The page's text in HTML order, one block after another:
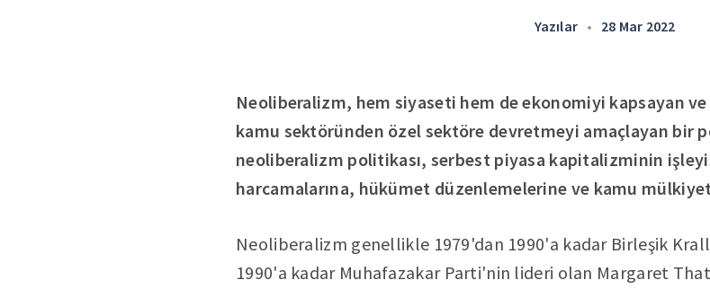
Yazılar • 28 Mar 2022
Neoliberalizm, hem siyaseti hem de ekonomiyi kapsayan
kamu sektöründen özel sektöre devretmeyi amaçlayan bir
neoliberalizm politikası, serbest piyasa kapitalizminin
harcamalarına, hükümet düzenlemelerine ve kamu
Neoliberalizm genellikle 1979'dan 1990'a kadar Birleşik
1990'a kadar Muhafazakar Parti'nin lideri olan Margaret